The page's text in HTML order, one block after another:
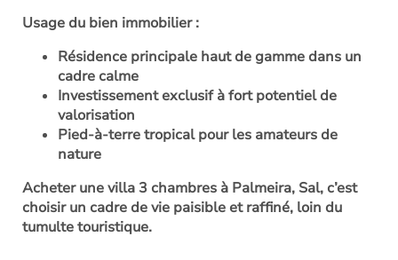
Usage du bien immobilier:
Résidence principale haut de gamme dans un
cadre calme
Investissement exclusif à fort potentiel de
valorisation
Pied-à-terre tropical pour les amateurs de
nature
Acheter une villa 3 chambres à Palmeira, Sal, c’est
choisir un cadre de vie paisible et raffiné, loin du
tumulte touristique.